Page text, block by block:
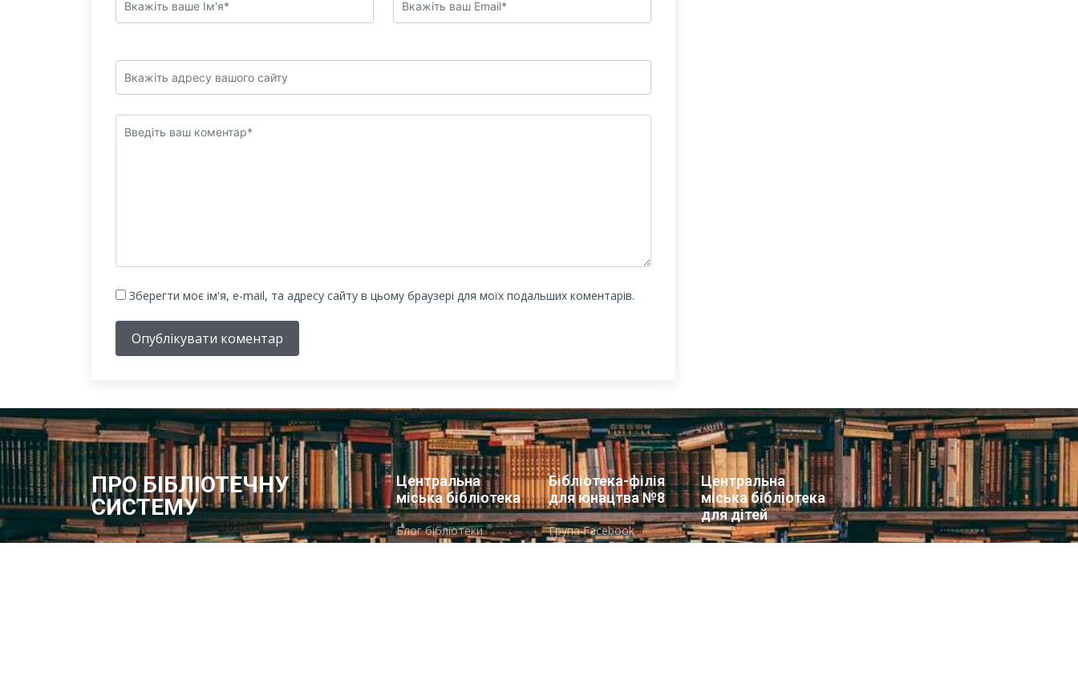
Зберегти моє ім'я, e-mail, та адресу сайту в цьому браузері для моїх подальших коментарів.
Опублікувати коментар
ПРО БІБЛІОТЕЧНУ
СИСТЕМУ
Центральна
міська бібліотека
Блог бібліотеки
Бібліотека-філія
для юнацтва №8
Група Facebook
Центральна
міська бібліотека
для дітей
Сайт бібліотеки